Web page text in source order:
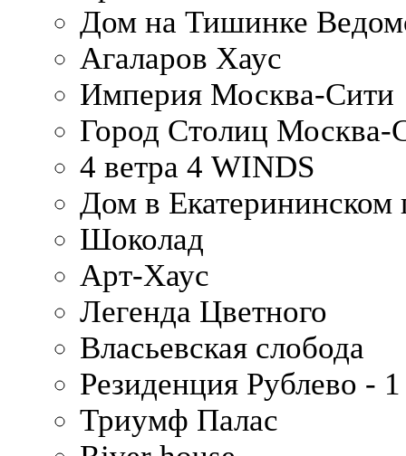
Дом на Тишинке
Агаларов Хаус
Империя Москва-Сити
Город Столиц Москва-
4 ветра 4 WINDS
Дом в Екатерининском
Шоколад
Арт-Хаус
Легенда Цветного
Власьевская слобода
Резиденция Рублево - 1
Триумф Палас